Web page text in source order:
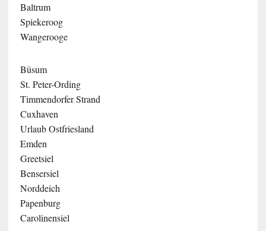
Baltrum
Spiekeroog
Wangerooge
Büsum
St. Peter-Ording
Timmendorfer Strand
Cuxhaven
Urlaub Ostfriesland
Emden
Greetsiel
Bensersiel
Norddeich
Papenburg
Carolinensiel